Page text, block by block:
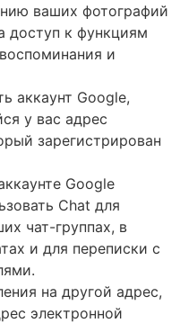
ваших фотографий
доступ к функциям
и
аккаунт Google,
у вас адрес
зарегистрирован
Google
Chat для
чат-группах, в
и для переписки с
на другой адрес,
электронной